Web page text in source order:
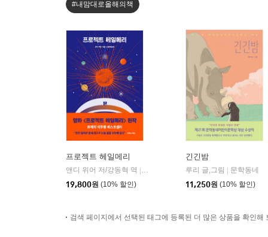
#내맘대로올해의책
프로젝트 헤일메리
앤디 위어 저/강동혁 역
알에이치코리아(RHK)
19,800원 (10% 할인)
긴긴밤
루리 글,그림
문학동네
11,250원 (10% 할인)
검색 페이지에서 선택된 태그에 등록된 더 많은 상품을 확인해